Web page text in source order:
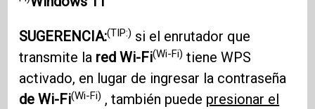
SUGERENCIA:(TIP:) si el enrutador que
transmite la red Wi-Fi(Wi-Fi) tiene WPS
activado, en lugar de ingresar la contraseña
de Wi-Fi(Wi-Fi) , también puede presionar el